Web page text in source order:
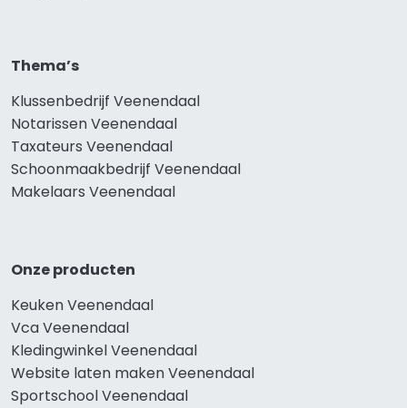
Thema’s
Klussenbedrijf Veenendaal
Notarissen Veenendaal
Taxateurs Veenendaal
Schoonmaakbedrijf Veenendaal
Makelaars Veenendaal
Onze producten
Keuken Veenendaal
Vca Veenendaal
Kledingwinkel Veenendaal
Website laten maken Veenendaal
Sportschool Veenendaal